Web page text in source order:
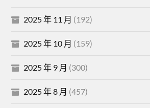
2025 年 11 月 (192)
2025 年 10 月 (159)
2025 年 9 月 (300)
2025 年 8 月 (457)